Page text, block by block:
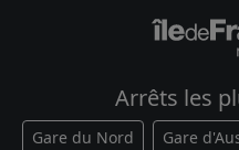
Arrêts les
Gare du Nord Gare